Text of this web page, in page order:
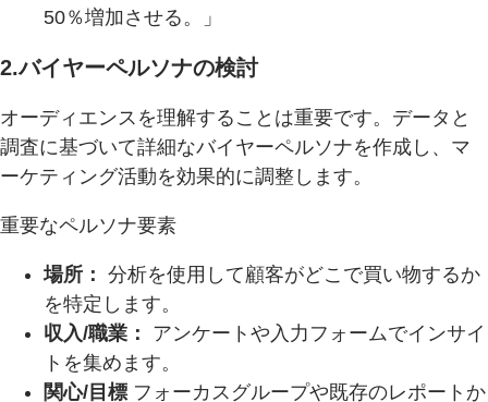
50％増加させる。」
2.バイヤーペルソナの検討
オーディエンスを理解することは重要です。データと
調査に基づいて詳細なバイヤーペルソナを作成し、マ
ーケティング活動を効果的に調整します。
重要なペルソナ要素
場所： 分析を使用して顧客がどこで買い物するか
を特定します。
収入/職業：
アンケートや入力フォームでインサイ
トを集めます。
関心/目標 フォーカスグループや既存のレポートか